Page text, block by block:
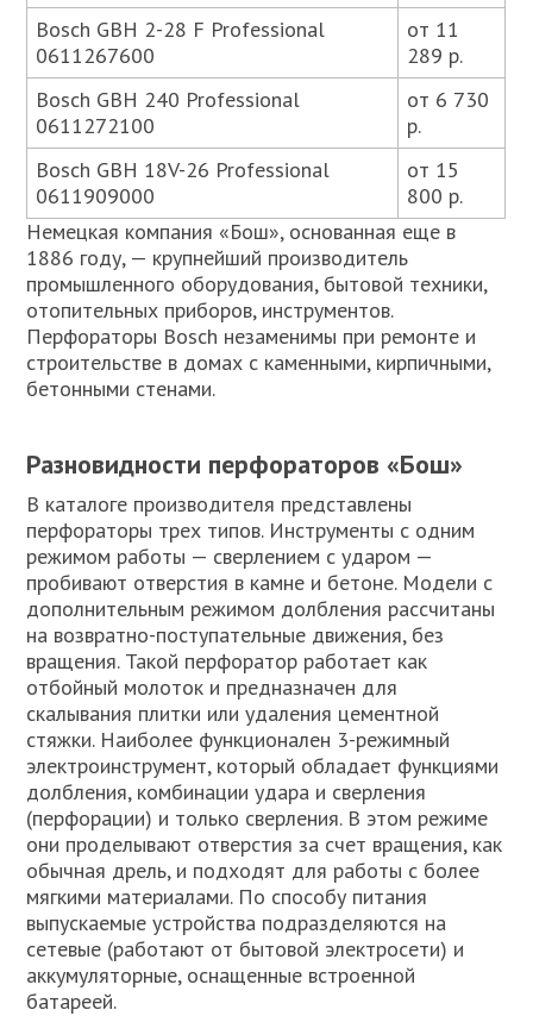
Bosch GBH 2-28 F Professional
0611267600
от 11
289 р.
Bosch GBH 240 Professional
0611272100
от 6 730
р.
Bosch GBH 18V-26 Professional
0611909000
от 15
800 р.
Немецкая компания «Бош», основанная еще в
1886 году, — крупнейший производитель
промышленного оборудования, бытовой техники,
отопительных приборов, инструментов.
Перфораторы Bosch незаменимы при ремонте и
строительстве в домах с каменными, кирпичными,
бетонными стенами.
Разновидности перфораторов «Бош»
В каталоге производителя представлены
перфораторы трех типов. Инструменты с одним
режимом работы — сверлением с ударом —
пробивают отверстия в камне и бетоне. Модели с
дополнительным режимом долбления рассчитаны
на возвратно-поступательные движения, без
вращения. Такой перфоратор работает как
отбойный молоток и предназначен для
скалывания плитки или удаления цементной
стяжки. Наиболее функционален 3-режимный
электроинструмент, который обладает функциями
долбления, комбинации удара и сверления
(перфорации) и только сверления. В этом режиме
они проделывают отверстия за счет вращения, как
обычная дрель, и подходят для работы с более
мягкими материалами. По способу питания
выпускаемые устройства подразделяются на
сетевые (работают от бытовой электросети) и
аккумуляторные, оснащенные встроенной
батареей.